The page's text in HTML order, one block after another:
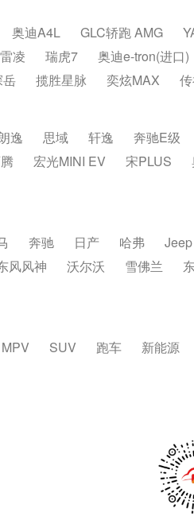
奥迪A4L GLC轿跑 AMG
雷凌 瑞虎7 奥迪e-tron(进口)
岳 揽胜星脉 奕炫MAX
逸 思域 轩逸 奔驰E级
宏光MINI EV 宋PLUS
奔驰 日产 哈弗 Jeep
风风神 沃尔沃 雪佛兰
MPV SUV 跑车 新能源